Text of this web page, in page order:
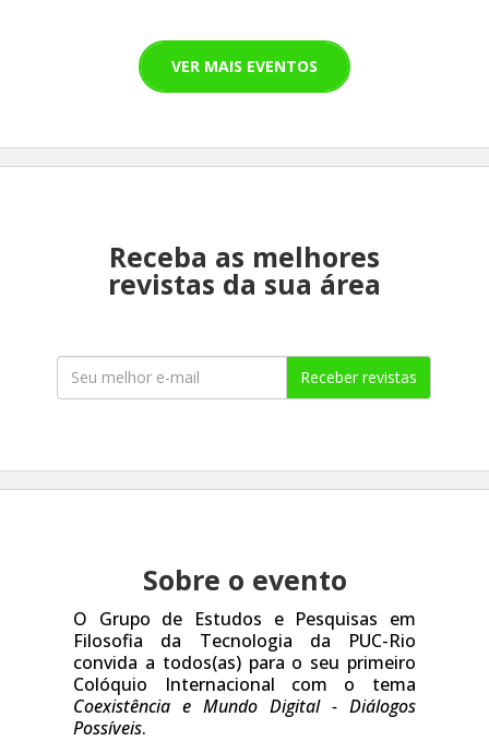
VER MAIS EVENTOS
Receba as melhores
revistas da sua área
Receber revistas
Sobre o evento
O Grupo de Estudos e Pesquisas em
Filosofia da Tecnologia da PUC-Rio
convida a todos(as) para o seu primeiro
Coexistência e Mundo Digital - Diálogos
Possíveis.